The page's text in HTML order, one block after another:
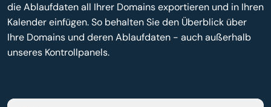
die Ablaufdaten all Ihrer Domains exportieren und in Ihren
Kalender einfügen. So behalten Sie den Überblick über
Ihre Domains und deren Ablaufdaten - auch außerhalb
unseres Kontrollpanels.